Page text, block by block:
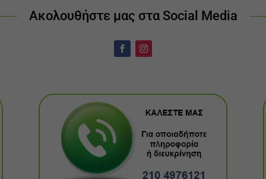
Ακολουθήστε μας στα Social Media